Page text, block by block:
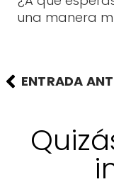
una manera
ENTRADA